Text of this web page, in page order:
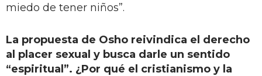
miedo de tener niños”.
La propuesta de Osho reivindica el derecho
al placer sexual y busca darle un sentido
“espiritual”. ¿Por qué el cristianismo y la